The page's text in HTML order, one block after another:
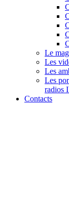
Le
Les
Les
Les
radios
Contacts